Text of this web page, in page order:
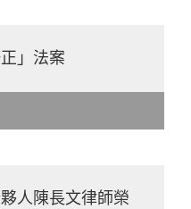
」法案
人陳長文律師榮